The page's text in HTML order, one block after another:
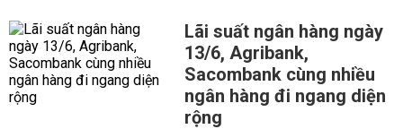
Lãi suất ngân hàng ngày
13/6, Agribank,
Sacombank cùng nhiều
ngân hàng đi ngang diện
rộng